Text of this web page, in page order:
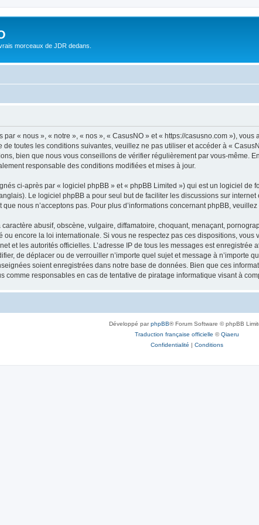
morceaux de JDR dedans.
« nous », « notre », « nos », « CasusNO » et « https://casusno.com »),
de toutes les conditions suivantes, veuillez ne pas utiliser et accéder à «
bien que nous vous conseillons de vérifier régulièrement par vous-même.
responsable des conditions modifiées et mises à jour.
ci-après par « logiciel phpBB » et « phpBB Limited ») qui est un logiciel de
Le logiciel phpBB a pour seul but de faciliter les discussions sur
nous n’acceptons pas. Pour plus d’informations concernant phpBB,
abusif, obscène, vulgaire, diffamatoire, choquant, menaçant,
encore la loi internationale. Si vous ne respectez pas ces dispositions,
et les autorités officielles. L’adresse IP de tous les messages est
de déplacer ou de verrouiller n’importe quel sujet et message à n’importe
soient enregistrées dans notre base de données. Bien que ces
comme responsables en cas de tentative de piratage informatique visant à
Développé parphpBB® Forum Software © phpBB
Traduction française officielle ©Qiaeru
Confidentialité | Conditions